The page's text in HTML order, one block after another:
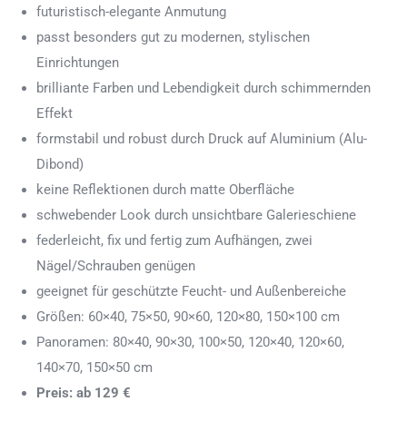
futuristisch-elegante Anmutung
passt besonders gut zu modernen, stylischen
Einrichtungen
brilliante Farben und Lebendigkeit durch schimmernden
Effekt
formstabil und robust durch Druck auf Aluminium (Alu-
Dibond)
keine Reflektionen durch matte Oberfläche
schwebender Look durch unsichtbare Galerieschiene
federleicht, fix und fertig zum Aufhängen, zwei
Nägel/Schrauben genügen
geeignet für geschützte Feucht- und Außenbereiche
Größen: 60×40, 75×50, 90×60, 120×80, 150×100 cm
Panoramen: 80×40, 90×30, 100×50, 120×40, 120×60,
140×70, 150×50 cm
Preis: ab 129 €